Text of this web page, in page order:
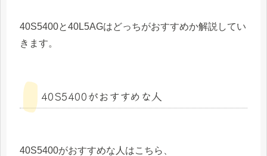
40S5400と40L5AGはどっちがおすすめか解説してい
きます。
40S5400がおすすめな人
40S5400がおすすめな人はこちら、